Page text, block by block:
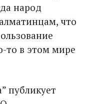
народ
что
то в этом мире
публикует